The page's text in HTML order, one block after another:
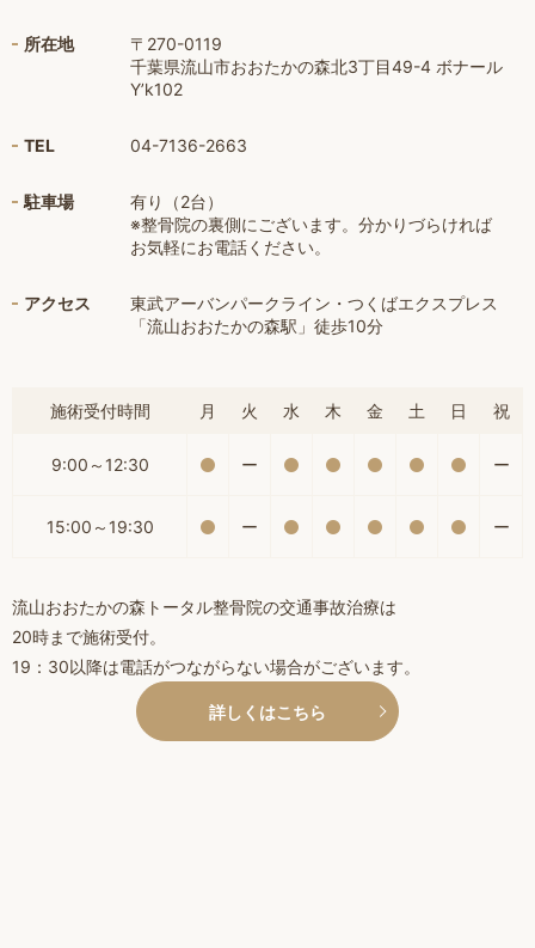
所在地
〒270-0119
千葉県流山市おおたかの森北3丁目49-4 ボナール
Y’k102
TEL 04-7136-2663
駐車場
有り（2台）
※整骨院の裏側にございます。分かりづらければ
お気軽にお電話ください。
アクセス
東武アーバンパークライン・つくばエクスプレス
「流山おおたかの森駅」徒歩10分
施術受付時間 月 火 水 木 金 土 日 祝
9:00～12:30 ー ー
15:00～19:30 ー ー
流山おおたかの森トータル整骨院の交通事故治療は
20時まで施術受付。
19：30以降は電話がつながらない場合がございます。
詳しくはこちら